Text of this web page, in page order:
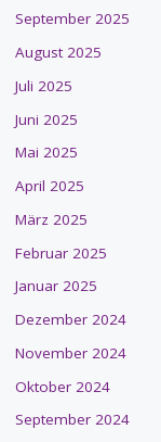
September 2025
August 2025
Juli 2025
Juni 2025
Mai 2025
April 2025
März 2025
Februar 2025
Januar 2025
Dezember 2024
November 2024
Oktober 2024
September 2024